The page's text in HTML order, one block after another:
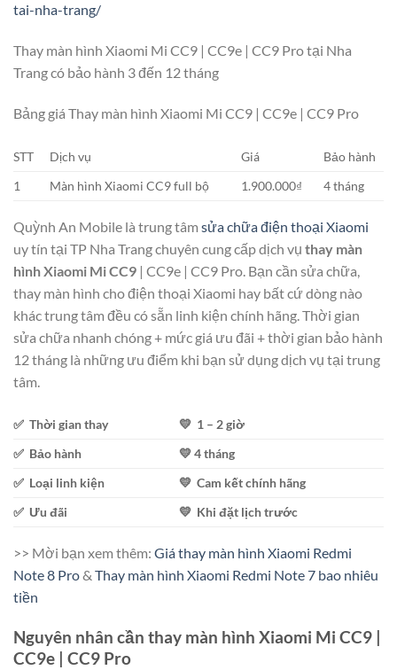
tai-nha-trang/
Thay màn hình Xiaomi Mi CC9 | CC9e | CC9 Pro tại Nha
Trang có bảo hành 3 đến 12 tháng
Bảng giá Thay màn hình Xiaomi Mi CC9 | CC9e | CC9 Pro
STT Dịch vụ Giá
Bảo hành
1
Màn hình Xiaomi CC9 full bộ 1.900.000₫ 4 tháng
Quỳnh An Mobile là trung tâm sửa chữa điện thoại Xiaomi
uy tín tại TP Nha Trang chuyên cung cấp dịch vụ thay màn
hình Xiaomi Mi CC9 | CC9e | CC9 Pro. Bạn cần sửa chữa,
thay màn hình cho điện thoại Xiaomi hay bất cứ dòng nào
khác trung tâm đều có sẵn linh kiện chính hãng. Thời gian
sửa chữa nhanh chóng + mức giá ưu đãi + thời gian bảo hành
12 tháng là những ưu điểm khi bạn sử dụng dịch vụ tại trung
tâm.
✅ Thời gian thay
💛 1 – 2 giờ
✅ Bảo hành
💛 4 tháng
✅ Loại linh kiện
💛 Cam kết chính hãng
✅ Ưu đãi
💛 Khi đặt lịch trước
>> Mời bạn xem thêm: Giá thay màn hình Xiaomi Redmi
Note 8 Pro& Thay màn hình Xiaomi Redmi Note 7 bao nhiêu
tiền
Nguyên nhân cần thay màn hình Xiaomi Mi CC9 |
CC9e | CC9 Pro